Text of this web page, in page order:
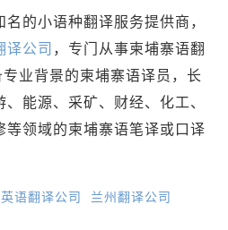
的小语种翻译服务提供商，
译公司 ，专门从事柬埔寨语翻
业背景的柬埔寨语译员，长
能源、采矿、财经、化工、
等领域的柬埔寨语笔译或口译
语翻译公司 兰州翻译公司